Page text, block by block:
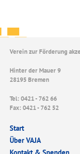
Verein zur Förderung
Hinter der Mauer 9
28195 Bremen
Tel: 0421 - 762 66
Fax: 0421 - 762 52
Start
Über VAJA